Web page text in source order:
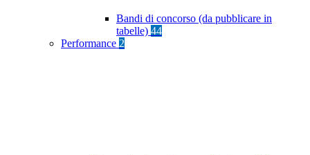
Bandi di concorso (da pubblicare in
tabelle) 44
Performance 2